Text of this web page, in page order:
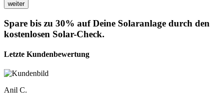
Spare bis zu 30% auf Deine Solaranlage durch den
kostenlosen Solar-Check.
Letzte Kundenbewertung
Anil C.